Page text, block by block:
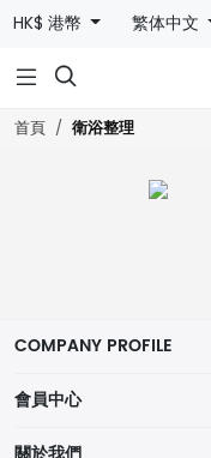
HK$ 港幣 繁体中文

首頁 衛浴整理
COMPANY PROFILE
會員中心
個人中心